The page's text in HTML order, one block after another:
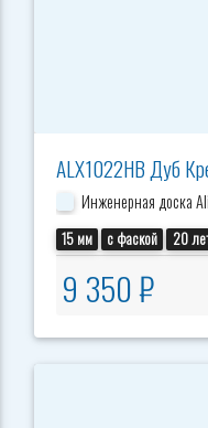
ALX1022HB Дуб
Инженерная доска
15 мм с фаской 20
9 350 ₽